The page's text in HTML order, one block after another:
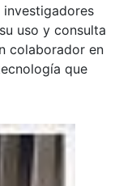
investigadores
uso y consulta
colaborador en
que